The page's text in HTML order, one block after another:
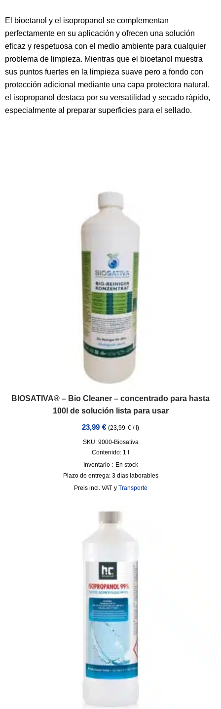
El bioetanol y el isopropanol se complementan
perfectamente en su aplicación y ofrecen una solución
eficaz y respetuosa con el medio ambiente para cualquier
problema de limpieza. Mientras que el bioetanol muestra
sus puntos fuertes en la limpieza suave pero a fondo con
protección adicional mediante una capa protectora natural,
el isopropanol destaca por su versatilidad y secado rápido,
especialmente al preparar superficies para el sellado.
BIOSATIVA® – Bio Cleaner – concentrado para hasta
100l de solución lista para usar
23,99 € (23,99 € / )
SKU: 9000-Biosativa
Contenido: 1 l
Inventario : En stock
Plazo de entrega: 3 días laborables
incl. VAT y Transporte